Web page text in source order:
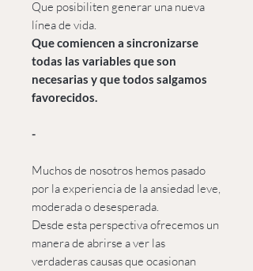
Que posibiliten generar una nueva
línea de vida.
Que comiencen a sincronizarse
todas las variables que son
necesarias y que todos salgamos
favorecidos.
-
Muchos de nosotros hemos pasado
por la experiencia de la ansiedad leve,
moderada o desesperada.
Desde esta perspectiva ofrecemos un
manera de abrirse a ver las
verdaderas causas que ocasionan